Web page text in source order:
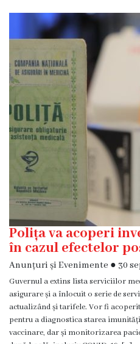
Subdiviziuni
Centrul
Consultativ
Diagnostic
Secția
Medicină
de
Familie
Secția
Medicină
Familie
2
Centrul
Sănătății
Femeii
AMT
Buiucani
Polița va acoperi
în cazul efectelor
Anunțuri și Evenimente ● 30
Guvernul a extins lista serviciilor
asigurare și a înlocuit o serie de
actualizând și tarifele. Vor fi
pentru a diagnostica starea
vaccinare, dar și monitorizarea